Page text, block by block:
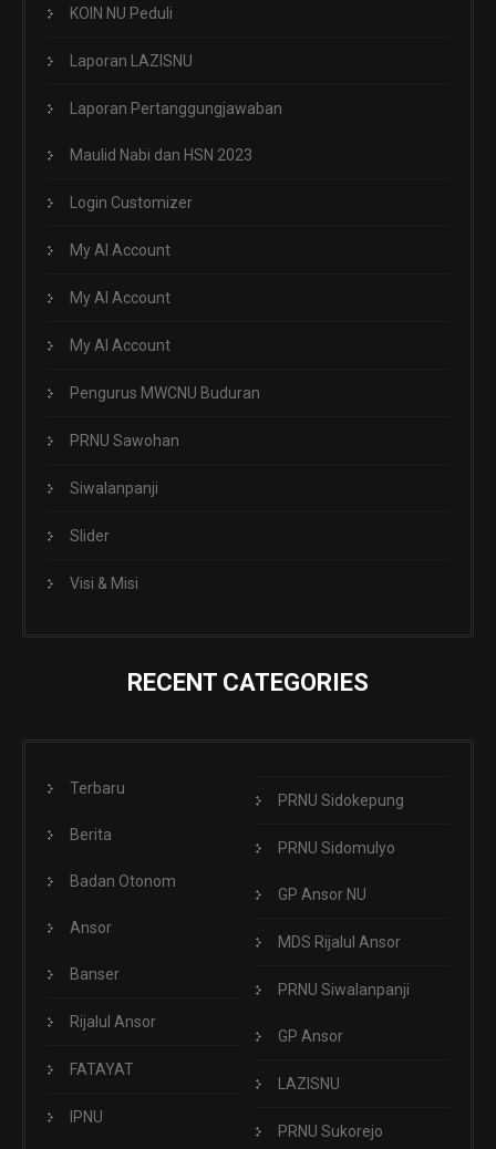
KOIN NU Peduli
Laporan LAZISNU
Laporan Pertanggungjawaban
Maulid Nabi dan HSN 2023
Login Customizer
My AI Account
My AI Account
My AI Account
Pengurus MWCNU Buduran
PRNU Sawohan
Siwalanpanji
Slider
Visi & Misi
RECENT CATEGORIES
Terbaru
Berita
Badan Otonom
Ansor
Banser
Rijalul Ansor
FATAYAT
IPNU
PRNU Sidokepung
PRNU Sidomulyo
GP Ansor NU
MDS Rijalul Ansor
PRNU Siwalanpanji
GP Ansor
LAZISNU
PRNU Sukorejo